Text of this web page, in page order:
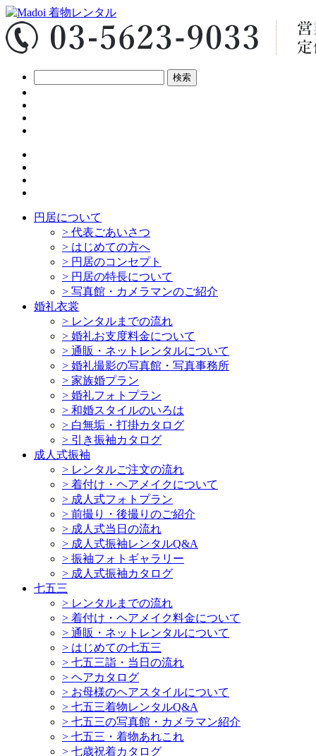
円居について
> 代表ごあいさつ
> はじめての方へ
> 円居のコンセプト
> 円居の特長について
> 写真館・カメラマンのご紹介
婚礼衣裳
> レンタルまでの流れ
> 婚礼お支度料金について
> 通販・ネットレンタルについて
> 婚礼撮影の写真館・写真事務所
> 家族婚プラン
> 婚礼フォトプラン
> 和婚スタイルのいろは
> 白無垢・打掛カタログ
> 引き振袖カタログ
成人式振袖
> レンタルご注文の流れ
> 着付け・ヘアメイクについて
> 成人式フォトプラン
> 前撮り・後撮りのご紹介
> 成人式当日の流れ
> 成人式振袖レンタルQ&A
> 振袖フォトギャラリー
> 成人式振袖カタログ
七五三
> レンタルまでの流れ
> 着付け・ヘアメイク料金について
> 通販・ネットレンタルについて
> はじめての七五三
> 七五三詣・当日の流れ
> ヘアカタログ
> お母様のヘアスタイルについて
> 七五三着物レンタルQ&A
> 七五三の写真館・カメラマン紹介
> 七五三・着物あれこれ
> 七歳祝着カタログ